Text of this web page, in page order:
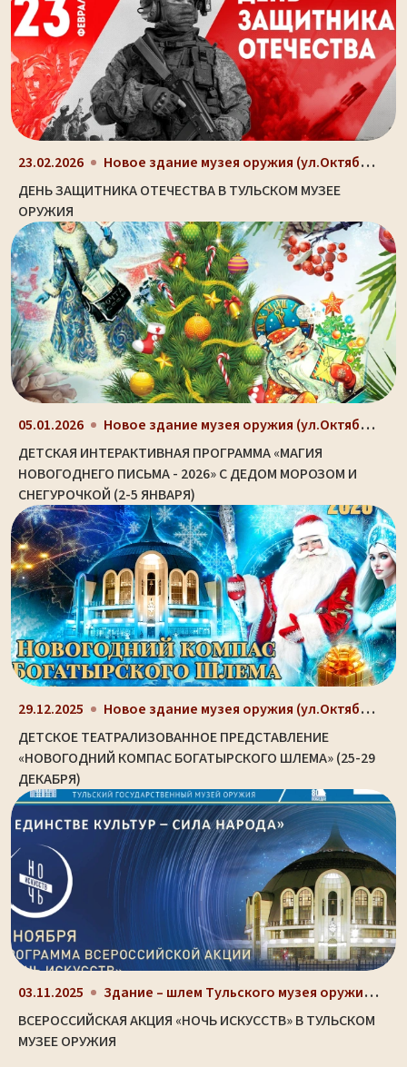
23.02.2026 Новое здание музея оружия (ул.Октябрьская, д. 2)
ДЕНЬ ЗАЩИТНИКА ОТЕЧЕСТВА В ТУЛЬСКОМ МУЗЕЕ
ОРУЖИЯ
05.01.2026 Новое здание музея оружия (ул.Октябрьская, д. 2)
ДЕТСКАЯ ИНТЕРАКТИВНАЯ ПРОГРАММА «МАГИЯ
НОВОГОДНЕГО ПИСЬМА - 2026» С ДЕДОМ МОРОЗОМ И
СНЕГУРОЧКОЙ (2-5 ЯНВАРЯ)
29.12.2025 Новое здание музея оружия (ул.Октябрьская, д. 2)
ДЕТСКОЕ ТЕАТРАЛИЗОВАННОЕ ПРЕДСТАВЛЕНИЕ
«НОВОГОДНИЙ КОМПАС БОГАТЫРСКОГО ШЛЕМА» (25-29
ДЕКАБРЯ)
03.11.2025 Здание – шлем Тульского музея оружия (ул. Октябрьс...
ВСЕРОССИЙСКАЯ АКЦИЯ «НОЧЬ ИСКУССТВ» В ТУЛЬСКОМ
МУЗЕЕ ОРУЖИЯ